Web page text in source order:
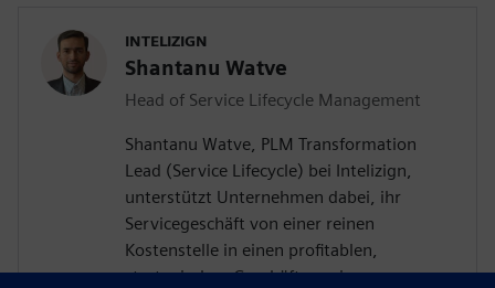
INTELIZIGN
Shantanu Watve
Head of Service Lifecycle Management
Shantanu Watve, PLM Transformation
Lead (Service Lifecycle) bei Intelizign,
unterstützt Unternehmen dabei, ihr
Servicegeschäft von einer reinen
Kostenstelle in einen profitablen,
strategischen Geschäftszweig zu